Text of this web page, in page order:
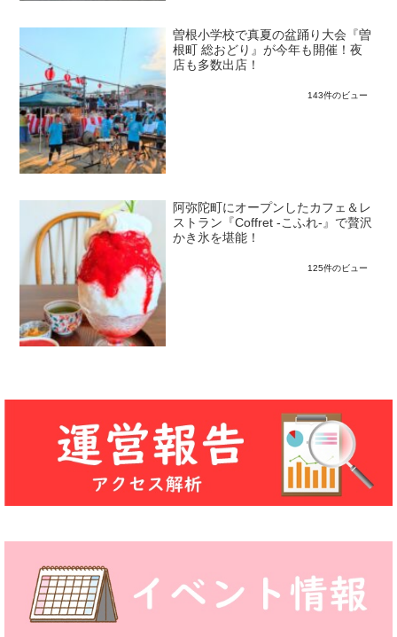
曽根小学校で真夏の盆踊り大会『曽
根町 総おどり』が今年も開催！夜
店も多数出店！
143件のビュー
阿弥陀町にオープンしたカフェ＆レ
ストラン『Coffret -こふれ-』で贅沢
かき氷を堪能！
125件のビュー